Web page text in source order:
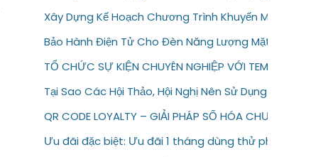
Xây Dựng Kế Hoạch Chương Trình Khuyến Mại Trực
Bảo Hành Điện Tử Cho Đèn Năng Lượng Mặt Trời – Giải
TỔ CHỨC SỰ KIỆN CHUYÊN NGHIỆP VỚI TEM VÉ ĐIỆN TỬ
Tại Sao Các Hội Thảo, Hội Nghị Nên Sử Dụng Tem Vé
QR CODE LOYALTY – GIẢI PHÁP SỐ HÓA CHƯƠNG
Ưu đãi đặc biệt: Ưu đãi 1 tháng dùng thử phần mềm